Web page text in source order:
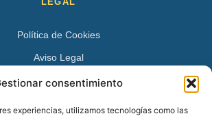
consentimiento
experiencias, utilizamos tecnologías como las
Política de Cookies
Aviso Legal
Política de Privacidad